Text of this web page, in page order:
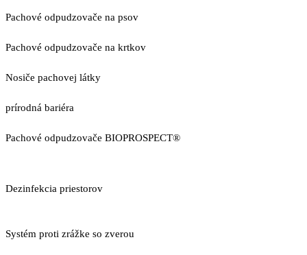
Pachové odpudzovače na psov
Pachové odpudzovače na krtkov
Nosiče pachovej látky
prírodná bariéra
Pachové odpudzovače BIOPROSPECT®
Dezinfekcia priestorov
Systém proti zrážke so zverou